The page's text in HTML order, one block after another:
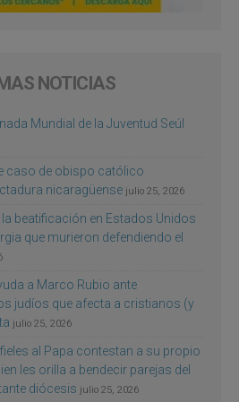
NOTICIAS
Mundial de la Juventud Seúl
caso de obispo católico
nicaragüense julio 25, 2026
beatificación en Estados Unidos
que murieron defendiendo el
a Marco Rubio ante
judíos que afecta a cristianos (y
julio 25, 2026
al Papa contestan a su propio
les orilla a bendecir parejas del
diócesis julio 25, 2026